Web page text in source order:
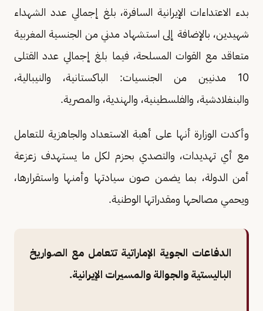
بدء الاعتداءات الإيرانية السافرة، بلغ إجمالي عدد الشهداء
شهيدين، بالإضافة إلى استشهاد مدني من الجنسية المغربية
متعاقد مع القوات المسلحة، فيما بلغ إجمالي عدد القتلى
10 مدنيين من الجنسيات: الباكستانية، والنيبالية،
والبنغلادشية، والفلسطينية، والهندية، والمصرية.
وأكدت الوزارة أنها على أهبة الاستعداد والجاهزية للتعامل
مع أي تهديدات، والتصدي بحزم لكل ما يستهدف زعزعة
أمن الدولة، بما يضمن صون سيادتها وأمنها واستقرارها،
ويحمي مصالحها ومقدراتها الوطنية.
الدفاعات الجوية الإماراتية تتعامل مع الصواريخ
الباليستية والجوالة والمسيرات الإيرانية.